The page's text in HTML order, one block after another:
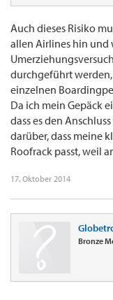
Auch dieses Risiko
allen Airlines hin und
durchgeführt
einzelnen
Da ich mein Gepäck
dass es den
darüber, dass meine
Roofrack passt, weil
17. Oktober 2014
Bronze